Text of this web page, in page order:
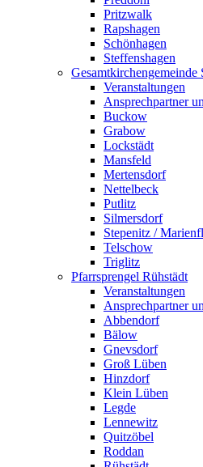
Pritzwalk
Rapshagen
Schönhagen
Steffenshagen
Veranstaltungen
Ansprechpartner
Buckow
Grabow
Lockstädt
Mansfeld
Mertensdorf
Nettelbeck
Putlitz
Silmersdorf
Stepenitz /
Telschow
Triglitz
Pfarrsprengel Rühstädt
Veranstaltungen
Ansprechpartner
Abbendorf
Bälow
Gnevsdorf
Groß Lüben
Hinzdorf
Klein Lüben
Legde
Lennewitz
Quitzöbel
Roddan